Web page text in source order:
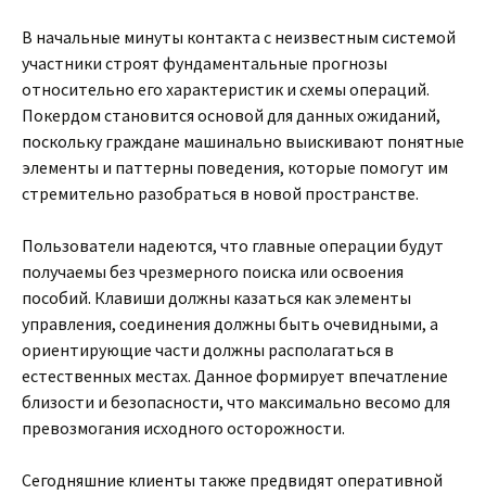
В начальные минуты контакта с неизвестным системой
участники строят фундаментальные прогнозы
относительно его характеристик и схемы операций.
Покердом становится основой для данных ожиданий,
поскольку граждане машинально выискивают понятные
элементы и паттерны поведения, которые помогут им
стремительно разобраться в новой пространстве.
Пользователи надеются, что главные операции будут
получаемы без чрезмерного поиска или освоения
пособий. Клавиши должны казаться как элементы
управления, соединения должны быть очевидными, а
ориентирующие части должны располагаться в
естественных местах. Данное формирует впечатление
близости и безопасности, что максимально весомо для
превозмогания исходного осторожности.
Сегодняшние клиенты также предвидят оперативной